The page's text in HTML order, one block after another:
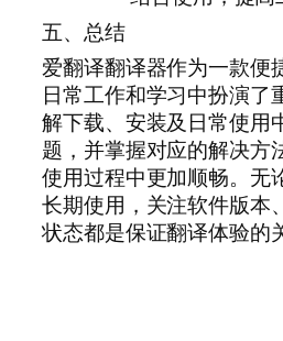
五、总结
爱翻译翻译器作为一款便
日常工作和学习中扮演了
解下载、安装及日常使用
题，并掌握对应的解决方
使用过程中更加顺畅。无
长期使用，关注软件版本
状态都是保证翻译体验的